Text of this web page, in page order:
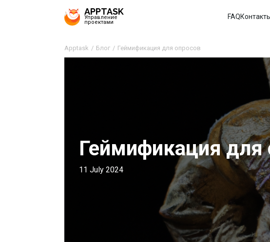
APPTASK
Управление
проектами
FAQ
Apptask Блог Геймификация для опросов
Геймификация для
11 July 2024